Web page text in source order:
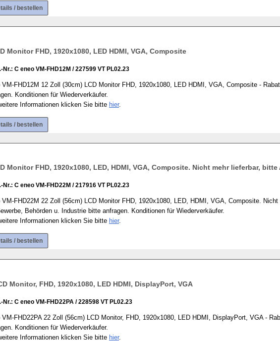
/ bestellen
Monitor FHD, 1920x1080, LED HDMI, VGA, Composite
Nr.: C eneo VM-FHD12M / 227599 VT PL02.23
VM-FHD12M 12 Zoll (30cm) LCD Monitor FHD, 1920x1080, LED HDMI, VGA, Composite -
Konditionen für Wiederverkäufer.
Informationen klicken Sie bitte hier.
/ bestellen
Monitor FHD, 1920x1080, LED, HDMI, VGA, Composite. Nicht mehr lieferbar,
Nr.: C eneo VM-FHD22M / 217916 VT PL02.23
VM-FHD22M 22 Zoll (56cm) LCD Monitor FHD, 1920x1080, LED, HDMI, VGA, Composite.
Behörden u. Industrie bitte anfragen. Konditionen für Wiederverkäufer.
Informationen klicken Sie bitte hier.
/ bestellen
Monitor, FHD, 1920x1080, LED HDMI, DisplayPort, VGA
Nr.: C eneo VM-FHD22PA / 228598 VT PL02.23
VM-FHD22PA 22 Zoll (56cm) LCD Monitor, FHD, 1920x1080, LED HDMI, DisplayPort, VGA -
Konditionen für Wiederverkäufer.
Informationen klicken Sie bitte hier.